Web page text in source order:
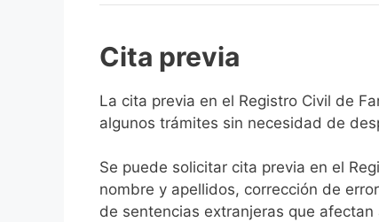
Cita previa
​​​​​​​​​​​​​​​​​​​​​​​​​​​​La cita previa en el Registro Civil de
algunos trámites sin necesidad de
Se puede solicitar cita previa en el
nombre y apellidos, corrección de
de sentencias extranjeras que